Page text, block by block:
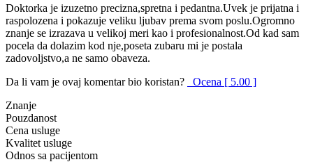
Doktorka je izuzetno precizna,spretna i pedantna.Uvek je prijatna i
raspolozena i pokazuje veliku ljubav prema svom poslu.Ogromno
znanje se izrazava u velikoj meri kao i profesionalnost.Od kad sam
pocela da dolazim kod nje,poseta zubaru mi je postala
zadovoljstvo,a ne samo obaveza.
Da li vam je ovaj komentar bio koristan?
Ocena [ 5.00 ]
Znanje
Pouzdanost
Cena usluge
Kvalitet usluge
Odnos sa pacijentom